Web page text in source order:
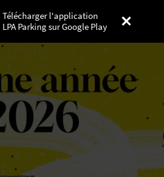
Télécharger l'application
LPA Parking sur Google Play